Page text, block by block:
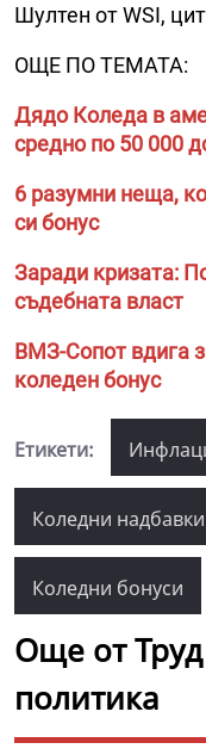
Шултен от WSI,
ОЩЕ ПО ТЕМАТА:
Дядо Коледа в
средно по 50 000
6 разумни неща,
си бонус
Заради кризата:
съдебната власт
ВМЗ-Сопот вдига
коледен бонус
Етикети:
Коледни надбавки
Коледни бонуси
Още от
политика